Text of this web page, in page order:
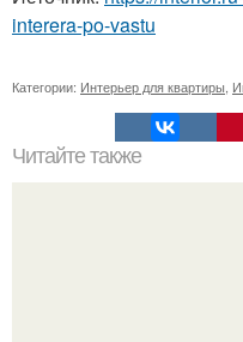
interera-po-vastu
Категории: Интерьер для квартиры,
Читайте также